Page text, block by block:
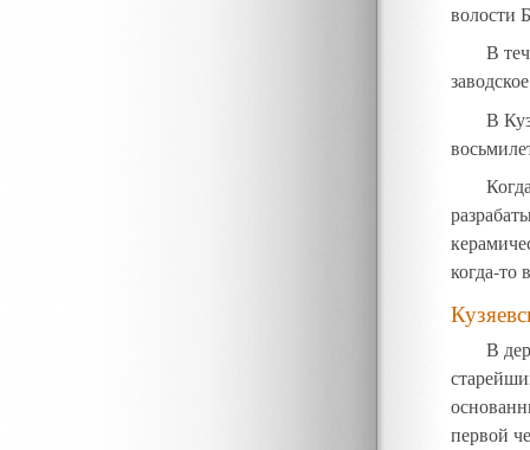
волости
В
В
когда-то
В
первой